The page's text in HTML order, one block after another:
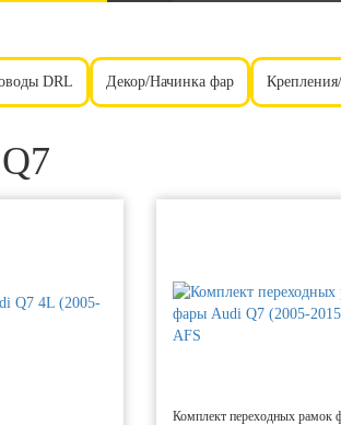
DRL Декор/Начинка фар
Комплект переходных рамок